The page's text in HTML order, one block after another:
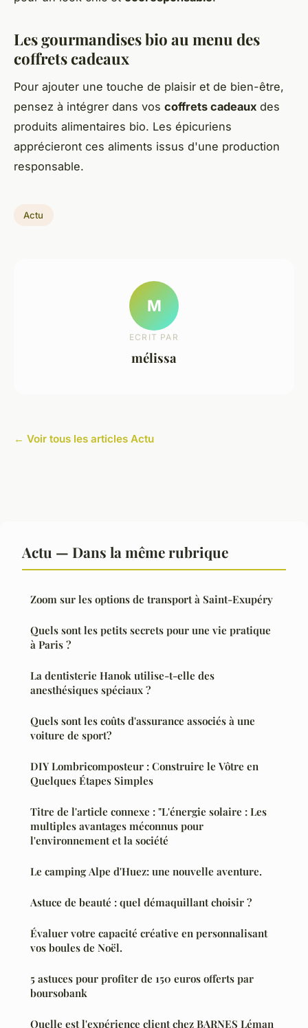
Les gourmandises bio au menu des
coffrets cadeaux
Pour ajouter une touche de plaisir et de bien-être,
pensez à intégrer dans vos coffrets cadeaux des
produits alimentaires bio. Les épicuriens
apprécieront ces aliments issus d'une production
responsable.
Actu
M
ECRIT PAR
mélissa
← Voir tous les articles Actu
Actu — Dans la même rubrique
Zoom sur les options de transport à Saint-Exupéry
Quels sont les petits secrets pour une vie pratique
à Paris ?
La dentisterie Hanok utilise-t-elle des
anesthésiques spéciaux ?
Quels sont les coûts d'assurance associés à une
voiture de sport?
DIY Lombricomposteur : Construire le Vôtre en
Quelques Étapes Simples
Titre de l'article connexe : "L'énergie solaire : Les
multiples avantages méconnus pour
l'environnement et la société
Le camping Alpe d'Huez: une nouvelle aventure.
Astuce de beauté : quel démaquillant choisir ?
Évaluer votre capacité créative en personnalisant
vos boules de Noël.
5 astuces pour profiter de 150 euros offerts par
boursobank
Quelle est l'expérience client chez BARNES Léman